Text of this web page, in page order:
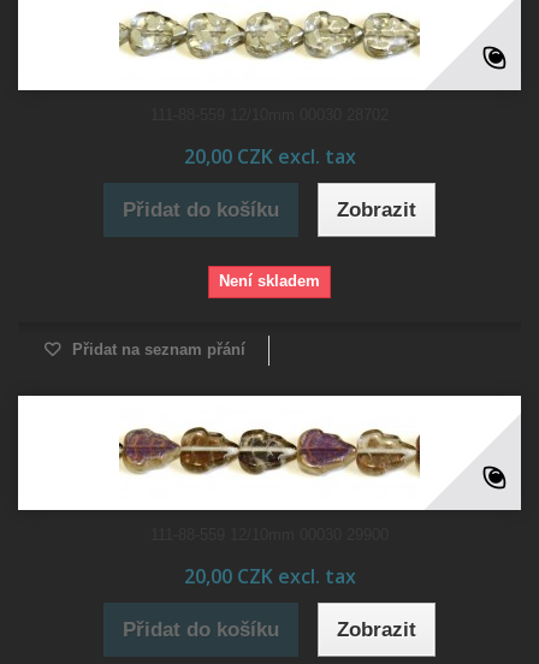
20,00 CZK excl. tax
Přidat do košíku Zobrazit
Není skladem
Přidat na seznam přání
20,00 CZK excl. tax
Přidat do košíku Zobrazit